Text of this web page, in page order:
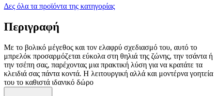
Δες όλα τα προϊόντα της κατηγορίας
Περιγραφή
Με το βολικό μέγεθος και τον ελαφρύ σχεδιασμό του, αυτό το
μπρελόκ προσαρμόζεται εύκολα στη θηλιά της ζώνης, την τσάντα ή
την τσέπη σας, παρέχοντας μια πρακτική λύση για να κρατάτε τα
κλειδιά σας πάντα κοντά. Η λειτουργική αλλά και μοντέρνα γοητεία
του το καθιστά ιδανικό δώρο